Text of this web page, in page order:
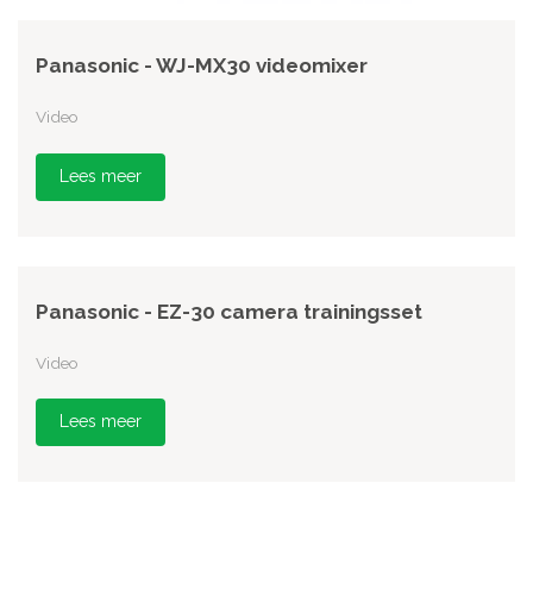
Panasonic - WJ-MX30 videomixer
Video
Lees meer
Panasonic - EZ-30 camera trainingsset
Video
Lees meer